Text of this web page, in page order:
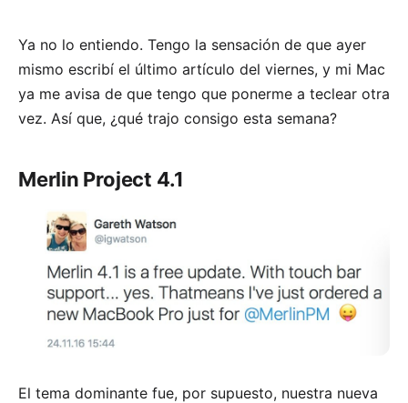
Ya no lo entiendo. Tengo la sensación de que ayer
mismo escribí el último artículo del viernes, y mi Mac
ya me avisa de que tengo que ponerme a teclear otra
vez. Así que, ¿qué trajo consigo esta semana?
Merlin Project 4.1
El tema dominante fue, por supuesto, nuestra nueva